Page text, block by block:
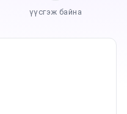
үүсгэж байна